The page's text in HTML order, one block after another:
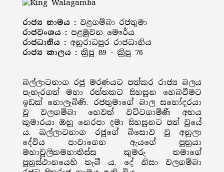
රාජ්‍ය නාමය : වළගම්බා රජතුමා
රාජවංශය : පළමුවන මෞර්ය
රාජධානිය : අනුරාධපුර රාජධානිය
රාජ්‍ය කාලය : ක්‍රිපූ 89 - ක්‍රිපූ 76
බල්ලාටනාග රජු මරණයට පත්කර රාජ්‍ය බලය
පැහැරගත් මහා රත්තකට සිහසුන හෙබවීමට
ඉඩක් නොලැබිණි. රජතුමාගේ බාල සහෝදරයා
වූ වලගම්බා හෙවත් වට්ටගාමිණී අභය
කුමාරයා ඔහු නෙරපා දමා සිහසුනට පත් වූයේ
ය. ඛල්ලාටනාග රජුගේ බිසොව වූ අනුලා
දේවිය පාවාගෙන ඇයගේ පුත්‍රයා
මහාචූලිකමහාතිස්ස කුමරු තමාගේ
පුත්‍රස්ථානයෙහි තැබී ය. දේ නිසා වලගම්බා